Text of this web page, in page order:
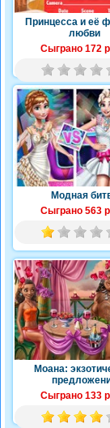
Принцесса и её
любви
Сыграно 172
Модная
Сыграно 563
Моана:
Сыграно 133